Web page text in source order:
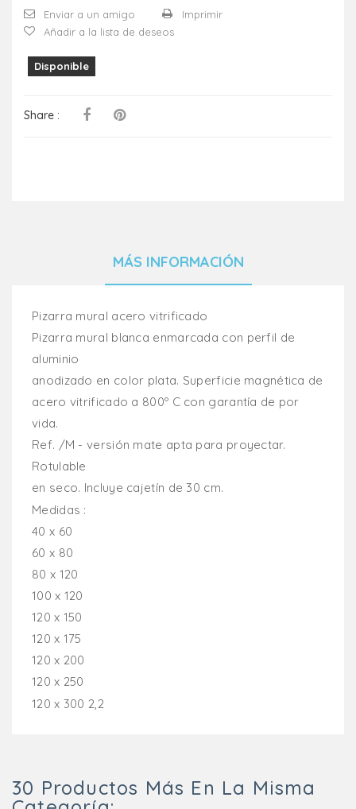
Enviar a un amigo
Imprimir
Añadir a la lista de deseos
Disponible
Share :
MÁS INFORMACIÓN
Pizarra mural acero vitrificado
Pizarra mural blanca enmarcada con perfil de
aluminio
anodizado en color plata. Superficie magnética de
acero vitrificado a 800º C con garantía de por
vida.
Ref. /M - versión mate apta para proyectar.
Rotulable
en seco. Incluye cajetín de 30 cm.
Medidas :
40 x 60
60 x 80
80 x 120
100 x 120
120 x 150
120 x 175
120 x 200
120 x 250
120 x 300 2,2
30 Productos Más En La Misma